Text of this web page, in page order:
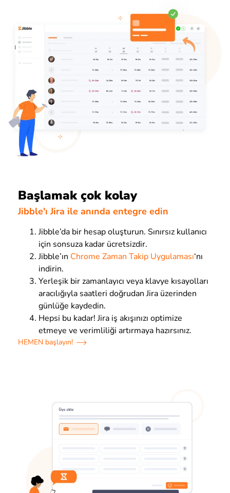
Başlamak çok kolay
Jibble'ı Jira ile anında entegre edin
Jibble’da bir hesap oluşturun. Sınırsız kullanıcı
için sonsuza kadar ücretsizdir.
Jibble’ın Chrome Zaman Takip Uygulaması‘nı
indirin.
Yerleşik bir zamanlayıcı veya klavye kısayolları
aracılığıyla saatleri doğrudan Jira üzerinden
günlüğe kaydedin.
Hepsi bu kadar! Jira iş akışınızı optimize
etmeye ve verimliliği artırmaya hazırsınız.
HEMEN başlayın!